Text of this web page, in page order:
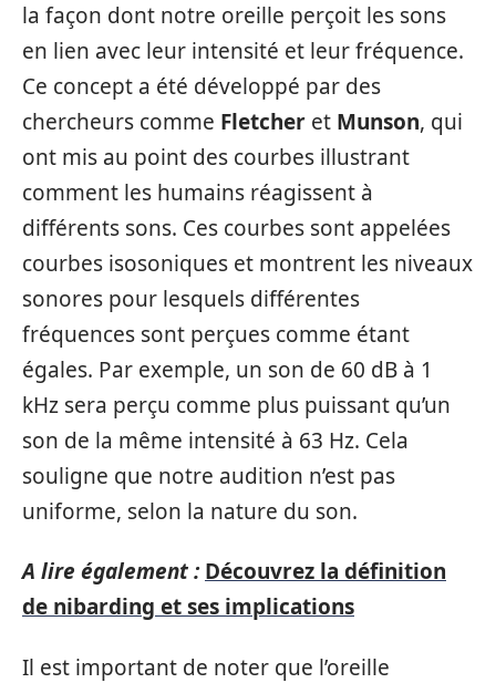
la façon dont notre oreille perçoit les sons
en lien avec leur intensité et leur fréquence.
Ce concept a été développé par des
chercheurs comme Fletcher et Munson, qui
ont mis au point des courbes illustrant
comment les humains réagissent à
différents sons. Ces courbes sont appelées
courbes isosoniques et montrent les niveaux
sonores pour lesquels différentes
fréquences sont perçues comme étant
égales. Par exemple, un son de 60 dB à 1
kHz sera perçu comme plus puissant qu’un
son de la même intensité à 63 Hz. Cela
souligne que notre audition n’est pas
uniforme, selon la nature du son.
A lire également : Découvrez la définition
de nibarding et ses implications
Il est important de noter que l’oreille